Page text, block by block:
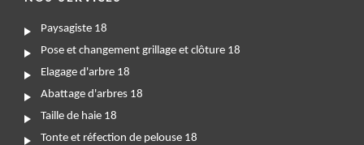
Paysagiste 18
Pose et changement grillage et clôture 18
Elagage d'arbre 18
Abattage d'arbres 18
Taille de haie 18
Tonte et réfection de pelouse 18